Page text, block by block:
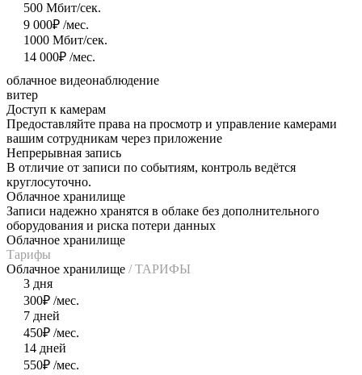
500 Мбит/сек.
9 000₽ /мес.
1000 Мбит/сек.
14 000₽ /мес.
облачное видеонаблюдение
витер
Доступ к камерам
Предоставляйте права на просмотр и управление камерами
вашим сотрудникам через приложение
Непрерывная запись
В отличие от записи по событиям, контроль ведётся
круглосуточно.
Облачное хранилище
Записи надежно хранятся в облаке без дополнительного
оборудования и риска потери данных
Облачное хранилище
Тарифы
Облачное хранилище / ТАРИФЫ
3 дня
300₽ /мес.
7 дней
450₽ /мес.
14 дней
550₽ /мес.